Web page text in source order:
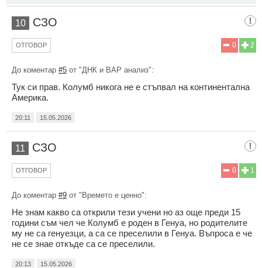
10 СЗО
2
0
ОТГОВОР
До коментар #5 от "ДНК и ВАР анализ":
Тук си прав. Колумб никога не е стъпвал на континентална
Америка.
20:11 15.05.2026
11 СЗО
1
0
ОТГОВОР
До коментар #9 от "Времето е ценно":
Не знам какво са открили тези учени но аз още преди 15
години съм чел че Колумб е роден в Генуа, но родителите
му не са генуезци, а са се преселили в Генуа. Въпроса е че
не се знае откъде са се преселили.
20:13 15.05.2026